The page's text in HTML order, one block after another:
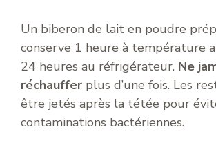
Un biberon de lait en poudre
conserve 1 heure à température
24 heures au réfrigérateur. Ne
réchauffer plus d’une fois. Les
être jetés après la tétée pour
contaminations bactériennes.